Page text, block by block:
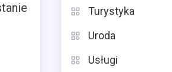
Turystyka
Uroda
Usługi